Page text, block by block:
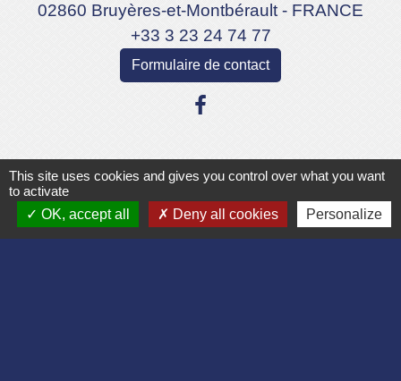
02860 Bruyères-et-Montbérault - FRANCE
+33 3 23 24 74 77
Formulaire de contact
Liens
Département de l'Aisne
Communauté d'agglomération du Pays
This site uses cookies and gives you control over what you want
to activate
OK, accept all
Deny all cookies Personalize